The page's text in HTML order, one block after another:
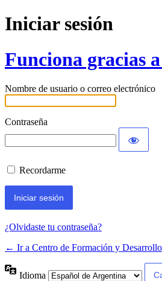
Iniciar sesión
Funciona gracias
Nombre de usuario o correo electrónico
Contraseña
Recordarme
¿Olvidaste tu contraseña?
← Ir a Centro de Formación y Desarrollo
Idioma